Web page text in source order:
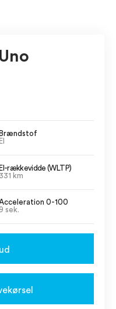
Brændstof
El
El-rækkevidde (WLTP)
331 km
0-100
9 sek.